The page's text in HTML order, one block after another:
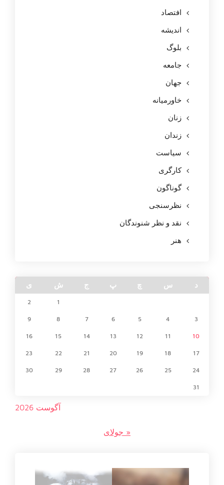
افتصاد
اندیشه
بلوگ
جامعه
جهان
خاورمیانه
زنان
زندان
سیاست
کارگری
گوناگون
نظرسنجی
نقد و نظر شنوندگان
هنر
آگوست 2026
د س چ پ ج ش ی
1
2
3
4
5
6
7
8
9
10
11
12
13
14
15
16
17
18
19
20
21
22
23
24
25
26
27
28
29
30
31
« جولای